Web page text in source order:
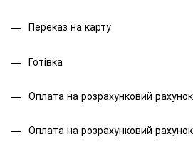
Переказ на карту
Готівка
Оплата на розрахунковий
Оплата на розрахунковий